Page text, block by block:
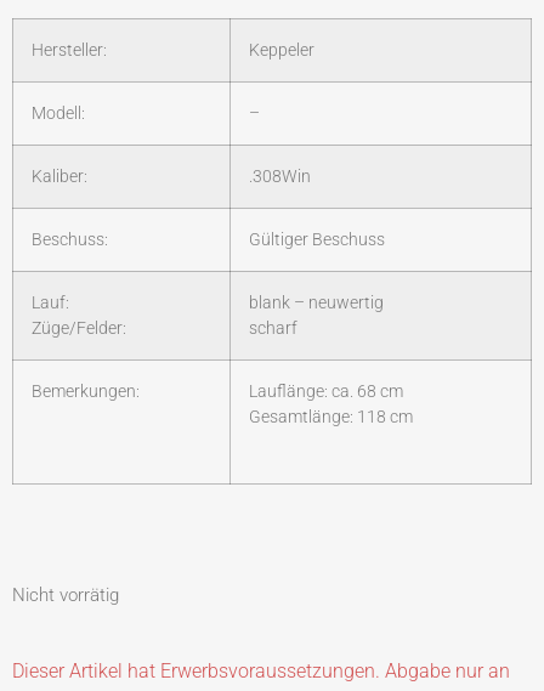
Hersteller: Keppeler
Modell: –
Kaliber: .308Win
Beschuss: Gültiger Beschuss
Lauf:
Züge/Felder:
blank – neuwertig
scharf
Bemerkungen:
Lauflänge: ca. 68 cm
Gesamtlänge: 118 cm
Nicht vorrätig
Dieser Artikel hat Erwerbsvoraussetzungen. Abgabe nur an